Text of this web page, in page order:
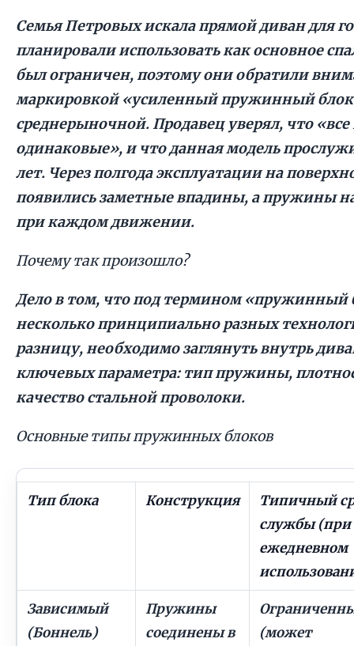
Семья Петровых искала прямой диван для
планировали использовать как основное
был ограничен, поэтому они обратили
маркировкой «усиленный пружинный
среднерыночной. Продавец уверял, что
одинаковые», и что данная модель
лет. Через полгода эксплуатации на
появились заметные впадины, а пружины
при каждом движении.
Почему так произошло?
Дело в том, что под термином «пружинный
несколько принципиально разных
разницу, необходимо заглянуть внутрь
ключевых параметра: тип пружины,
качество стальной проволоки.
Основные типы пружинных блоков
Тип блока Конструкция
Типичный
службы (при
ежедневном
Зависимый
(Боннель)
Пружины
соединены в
(может